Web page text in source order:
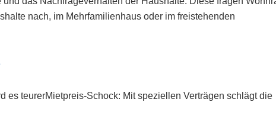
nach, im Mehrfamilienhaus oder im freistehenden
es teurerMietpreis-Schock: Mit speziellen Verträgen schlägt die